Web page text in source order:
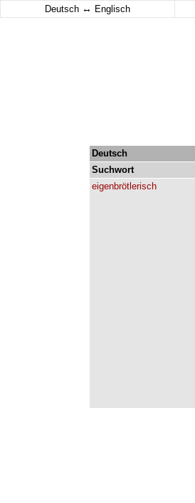
Deutsch ↔ Englisch
Deutsch
Suchwort
eigenbrötlerisch